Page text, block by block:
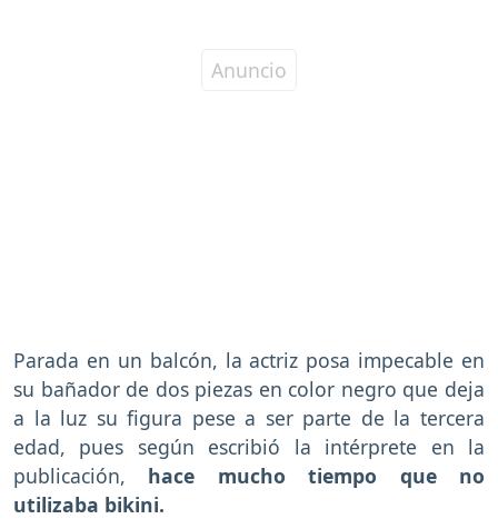
Parada en un balcón, la actriz posa impecable en
su bañador de dos piezas en color negro que deja
a la luz su figura pese a ser parte de la tercera
edad, pues según escribió la intérprete en la
publicación, hace mucho tiempo que no
utilizaba bikini.